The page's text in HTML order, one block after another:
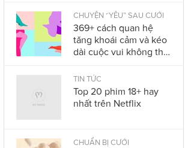
CHUYỆN “YÊU” SAU CƯỚI
369+ cách quan hệ
tăng khoái cảm và kéo
dài cuộc vui không thể
2023
TIN TỨC
Top 20 phim 18+ hay
nhất trên Netflix
CHUẨN BỊ CƯỚI